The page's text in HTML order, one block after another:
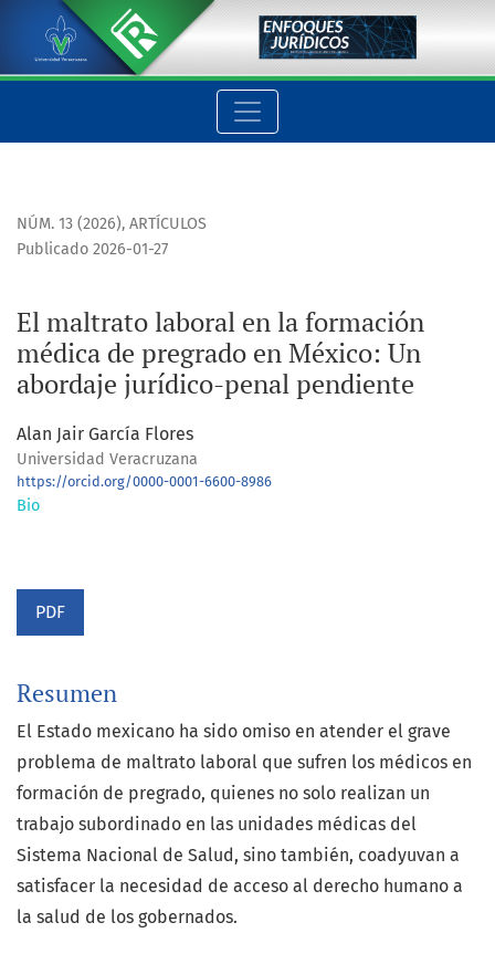
El maltrato laboral en la formación médica de pregrado en
NÚM. 13 (2026), ARTÍCULOS
El maltrato laboral en la formación
médica de pregrado en México: Un
abordaje jurídico-penal pendiente
Publicado 2026-01-27
Alan Jair García Flores
Universidad Veracruzana
https://orcid.org/0000-0001-6600-8986
Bio
PDF
Resumen
El Estado mexicano ha sido omiso en atender el grave
problema de maltrato laboral que sufren los médicos en
formación de pregrado, quienes no solo realizan un
trabajo subordinado en las unidades médicas del
Sistema Nacional de Salud, sino también, coadyuvan a
satisfacer la necesidad de acceso al derecho humano a
la salud de los gobernados.